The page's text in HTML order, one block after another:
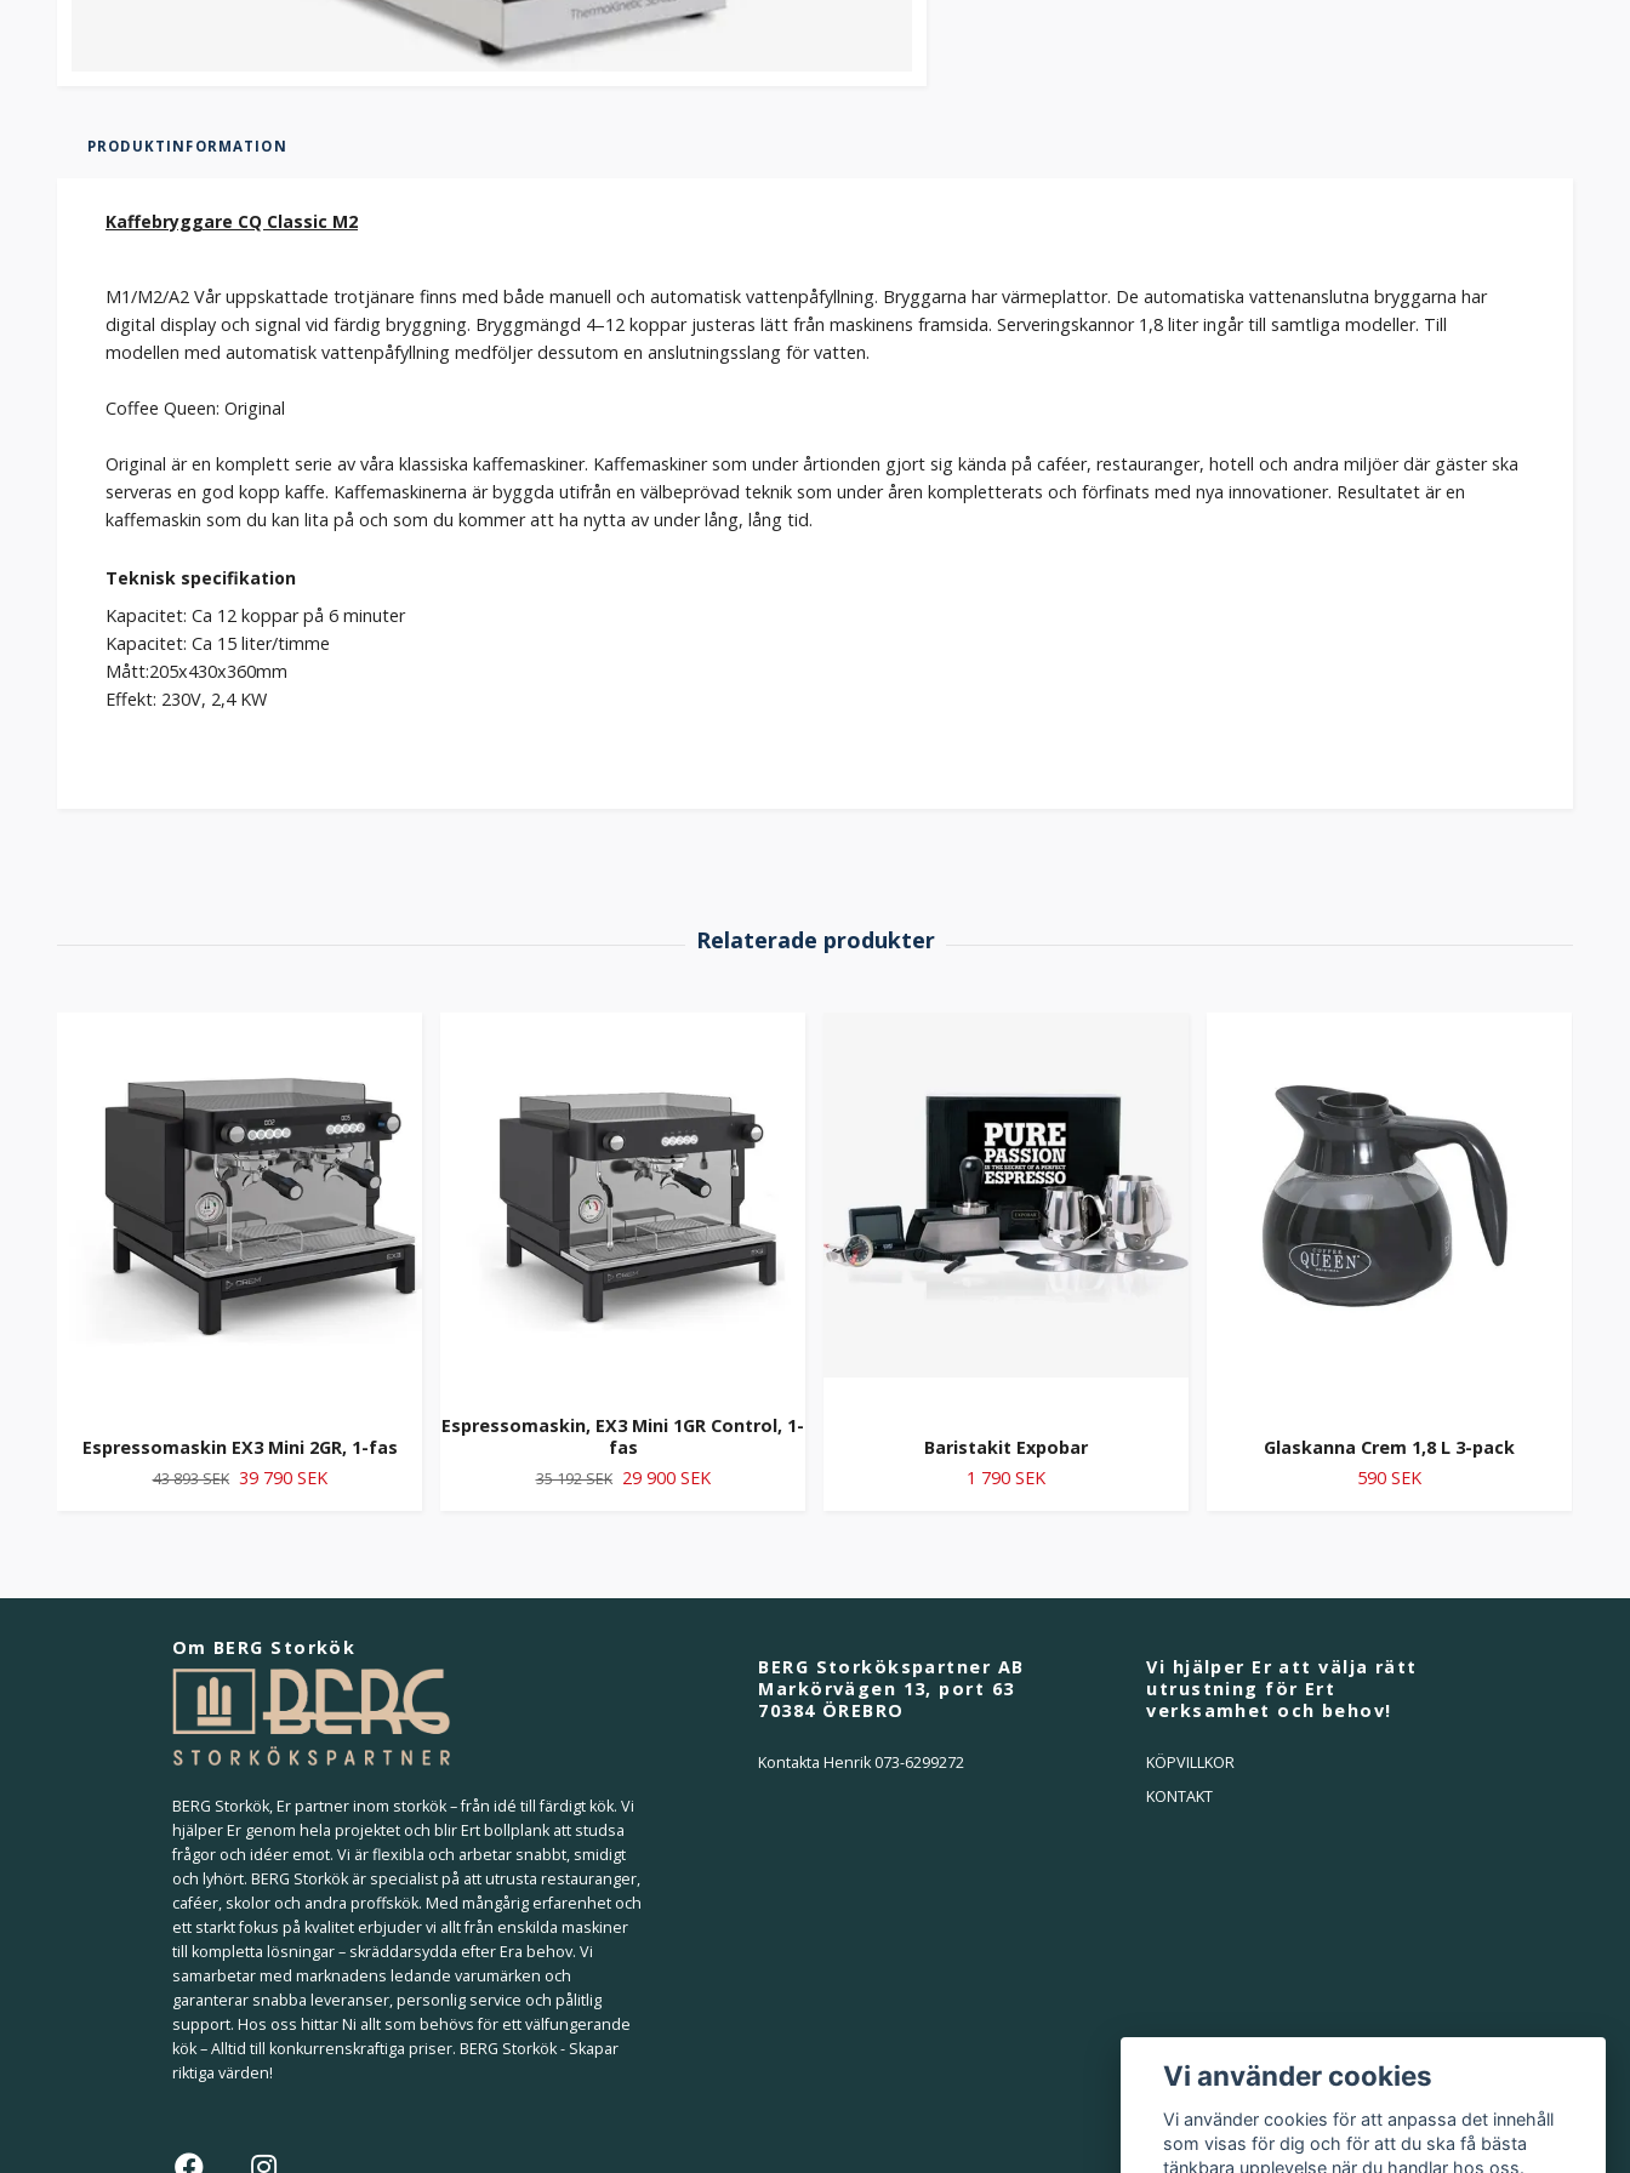
PRODUKTINFORMATION
Kaffebryggare CQ Classic M2
M1/M2/A2 Vår uppskattade trotjänare finns med både manuell och automatisk vattenpåfyllning. Bryggarna har värmeplattor. De automatiska vattenanslutna bryggarna har
digital display och signal vid färdig bryggning. Bryggmängd 4–12 koppar justeras lätt från maskinens framsida. Serveringskannor 1,8 liter ingår till samtliga modeller. Till
modellen med automatisk vattenpåfyllning medföljer dessutom en anslutningsslang för vatten.
Coffee Queen: Original
Original är en komplett serie av våra klassiska kaffemaskiner. Kaffemaskiner som under årtionden gjort sig kända på caféer, restauranger, hotell och andra miljöer där gäster ska
serveras en god kopp kaffe. Kaffemaskinerna är byggda utifrån en välbeprövad teknik som under åren kompletterats och förfinats med nya innovationer. Resultatet är en
kaffemaskin som du kan lita på och som du kommer att ha nytta av under lång, lång tid.
Teknisk specifikation
Kapacitet: Ca 12 koppar på 6 minuter
Kapacitet: Ca 15 liter/timme
Mått:205x430x360mm
Effekt: 230V, 2,4 KW
Espressomaskin EX3 Mini 2GR, 1-fas
43 893 SEK 39 790 SEK
Espressomaskin, EX3 Mini 1GR Control, 1-
fas
35 192 SEK 29 900 SEK
Baristakit Expobar
1 790 SEK
Glaskanna Crem 1,8 L 3-pack
590 SEK
Om BERG Storkök
BERG Storkök, Er partner inom storkök – från idé till färdigt kök. Vi
hjälper Er genom hela projektet och blir Ert bollplank att studsa
frågor och idéer emot. Vi är flexibla och arbetar snabbt, smidigt
och lyhört. BERG Storkök är specialist på att utrusta restauranger,
caféer, skolor och andra proffskök. Med mångårig erfarenhet och
ett starkt fokus på kvalitet erbjuder vi allt från enskilda maskiner
till kompletta lösningar – skräddarsydda efter Era behov. Vi
samarbetar med marknadens ledande varumärken och
garanterar snabba leveranser, personlig service och pålitlig
support. Hos oss hittar Ni allt som behövs för ett välfungerande
kök – Alltid till konkurrenskraftiga priser. BERG Storkök - Skapar
riktiga värden!
BERG Storkökspartner AB
Markörvägen 13, port 63
70384 ÖREBRO
Kontakta Henrik 073-6299272
Vi hjälper Er att välja rätt
utrustning för Ert
verksamhet och behov!
KÖPVILLKOR
KONTAKT
Vi använder cookies
Vi använder cookies för att anpassa det innehåll
som visas för dig och för att du ska få bästa
tänkbara upplevelse när du handlar hos oss.